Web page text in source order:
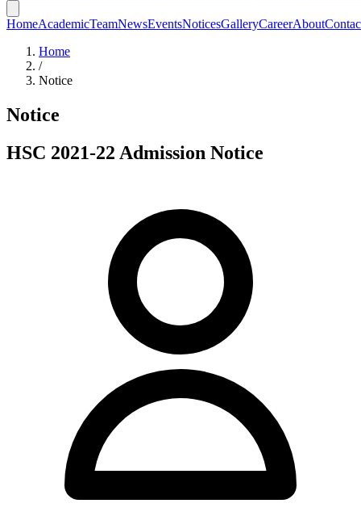
HomeAcademicTeamNewsEventsNoticesGalleryCareerAbout
Home
/
Notice
Notice
HSC 2021-22 Admission Notice